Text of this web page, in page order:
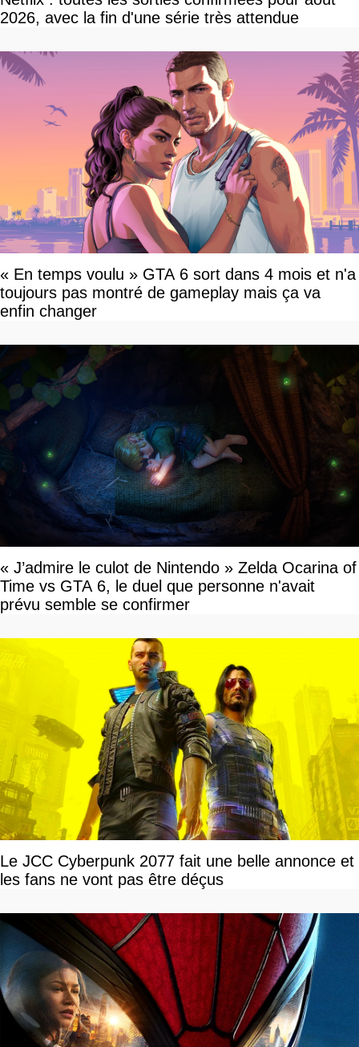
2026, avec la fin d'une série très attendue
« En temps voulu » GTA 6 sort dans 4 mois et n'a
toujours pas montré de gameplay mais ça va
enfin changer
« J’admire le culot de Nintendo » Zelda Ocarina of
Time vs GTA 6, le duel que personne n'avait
prévu semble se confirmer
Le JCC Cyberpunk 2077 fait une belle annonce et
les fans ne vont pas être déçus